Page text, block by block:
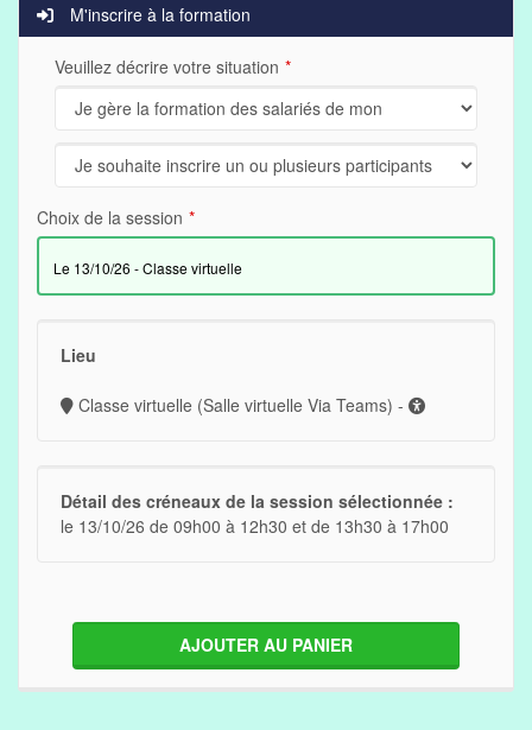
M'inscrire à la formation
Veuillez décrire votre situation
Choix de la session
le 13/10/26 - Classe virtuelle
Lieu
Classe virtuelle (Salle virtuelle Via Teams) -
Détail des créneaux de la session sélectionnée :
le 13/10/26 de 09h00 à 12h30 et de 13h30 à 17h00
AJOUTER AU PANIER